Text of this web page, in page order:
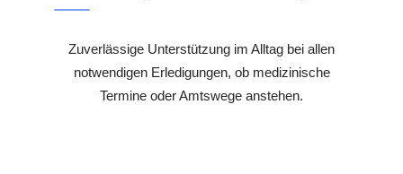
Zuverlässige Unterstützung im Alltag bei allen
notwendigen Erledigungen, ob medizinische
Termine oder Amtswege anstehen.